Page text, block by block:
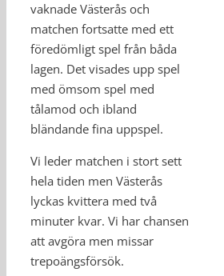
vaknade Västerås och
matchen fortsatte med ett
föredömligt spel från båda
lagen. Det visades upp spel
med ömsom spel med
tålamod och ibland
bländande fina uppspel.
Vi leder matchen i stort sett
hela tiden men Västerås
lyckas kvittera med två
minuter kvar. Vi har chansen
att avgöra men missar
trepoängsförsök.